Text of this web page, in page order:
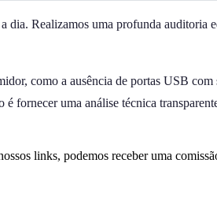
Realizamos uma profunda auditoria
como a ausência de portas USB
fornecer uma análise técnica
links, podemos receber uma